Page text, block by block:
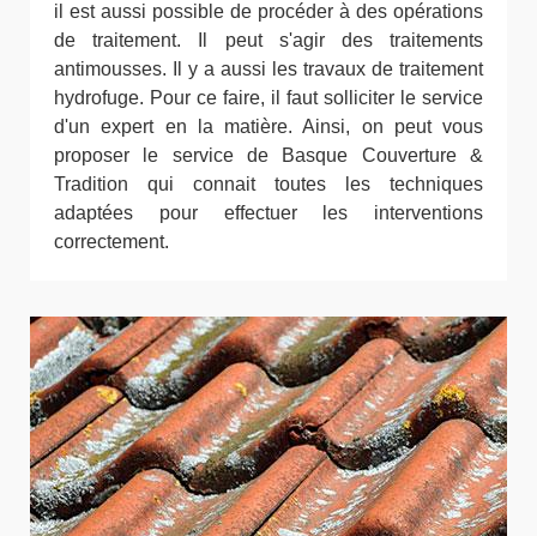
il est aussi possible de procéder à des opérations
de traitement. Il peut s'agir des traitements
antimousses. Il y a aussi les travaux de traitement
hydrofuge. Pour ce faire, il faut solliciter le service
d'un expert en la matière. Ainsi, on peut vous
proposer le service de Basque Couverture &
Tradition qui connait toutes les techniques
adaptées pour effectuer les interventions
correctement.